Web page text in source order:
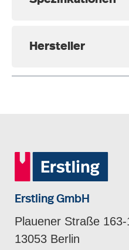
Hersteller
Erstling GmbH
Plauener Straße 163-
13053 Berlin